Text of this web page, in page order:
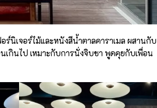
นิเจอร์ไม้และหนังสีน้ำตาลคาราเมล ผสานกับ
เกินไป เหมาะกับการนั่งจิบชา พูดคุยกับเพื่อน